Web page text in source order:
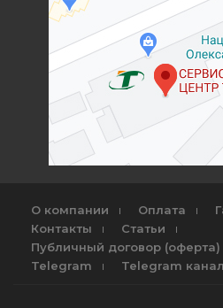
О компании Оплата
Контакты
Статьи
Публичный договор (оферта)
Telegram
Telegram канал